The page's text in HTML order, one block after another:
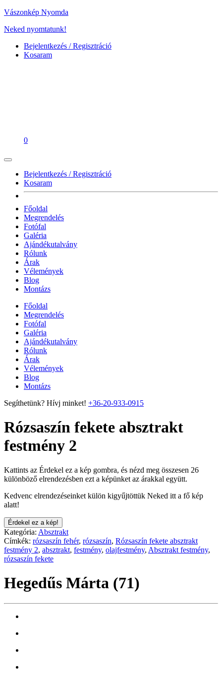
Vászonkép Nyomda
Neked nyomtatunk!
Bejelentkezés / Regisztráció
Kosaram
0
Bejelentkezés / Regisztráció
Kosaram
Főoldal
Megrendelés
Fotófal
Galéria
Ajándékutalvány
Rólunk
Árak
Vélemények
Blog
Montázs
Főoldal
Megrendelés
Fotófal
Galéria
Ajándékutalvány
Rólunk
Árak
Vélemények
Blog
Montázs
Segíthetünk? Hívj minket! +36-20-933-0915
Rózsaszín fekete absztrakt
festmény 2
Kattints az Érdekel ez a kép gombra, és nézd meg összesen 26
különböző elrendezésben ezt a képünket az árakkal együtt.
Kedvenc elrendezéseinket külön kigyűjtöttük Neked itt a fő kép
alatt!
Érdekel ez a kép!
Kategória: Absztrakt
Címkék: rózsaszín fehér, rózsaszín, Rózsaszín fekete absztrakt
festmény 2, absztrakt, festmény, olajfestmény, Absztrakt festmény,
rózsaszín fekete
Hegedűs Márta (71)